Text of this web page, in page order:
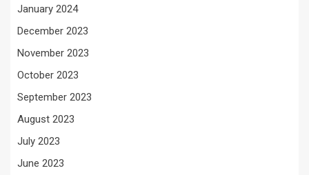
January 2024
December 2023
November 2023
October 2023
September 2023
August 2023
July 2023
June 2023